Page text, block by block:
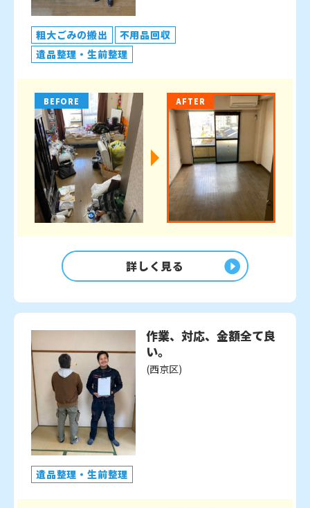
粗大ごみの搬出
不用品回収
遺品整理・生前整理
BEFORE AFTER
詳しく見る
作業、対応、金額全て良
い。
(西京区)
遺品整理・生前整理